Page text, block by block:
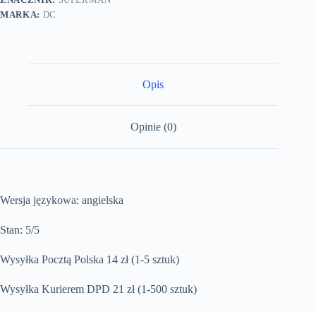
MARKA: DC
Opis
Opinie (0)
Wersja językowa: angielska
Stan: 5/5
Wysyłka Pocztą Polska 14 zł (1-5 sztuk)
Wysyłka Kurierem DPD 21 zł (1-500 sztuk)